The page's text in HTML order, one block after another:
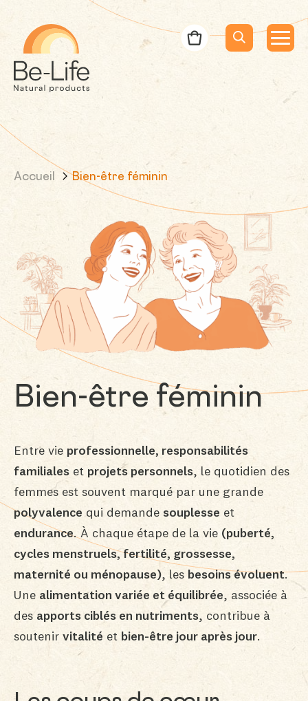
Menu
Menu
Recherche
Bon de commande
Accueil Bien-être féminin
Bien-être féminin
Entre vie professionnelle, responsabilités
familiales et projets personnels, le quotidien des
femmes est souvent marqué par une grande
polyvalence qui demande souplesse et
endurance. À chaque étape de la vie (puberté,
cycles menstruels, fertilité, grossesse,
maternité ou ménopause), les besoins évoluent.
Une alimentation variée et équilibrée, associée à
des apports ciblés en nutriments, contribue à
soutenir vitalité et bien-être jour après jour.